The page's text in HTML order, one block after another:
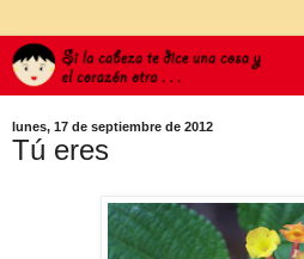
lunes, 17 de septiembre de 2012
Tú eres